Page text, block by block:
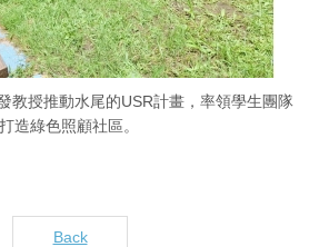
教授推動水尾的USR計畫，率領學生團隊
造綠色照顧社區。
Back